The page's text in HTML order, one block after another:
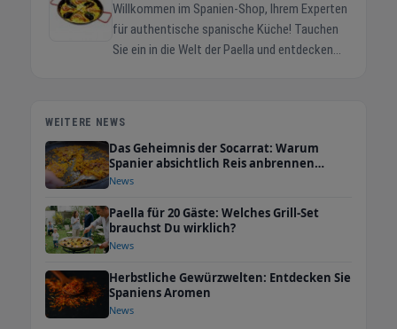
Willkommen im Spanien-Shop, Ihrem Experten
für authentische spanische Küche! Tauchen
Sie ein in die Welt der Paella und entdecken
Pfannen sind in verschiedenen Größen und
Ausführungen erhältlich, von klein und
handlich bis hin zu großen Pfannen für die
Hergestellt aus robustem Material bieten sie
eine gleichmäßige Hitzeverteilung und sind
für alle Herdarten geeignet. Mit einer Paella
Pfanne aus unserem Shop können Sie die
traditionelle spanische Spezialität ganz
einfach zu Hause zubereiten und Ihre Gäste
WEITERE NEWS
Das Geheimnis der Socarrat: Warum
Spanier absichtlich Reis anbrennen
lassen
News
Paella für 20 Gäste: Welches Grill-Set
brauchst Du wirklich?
News
Herbstliche Gewürzwelten: Entdecken Sie
Spaniens Aromen
News